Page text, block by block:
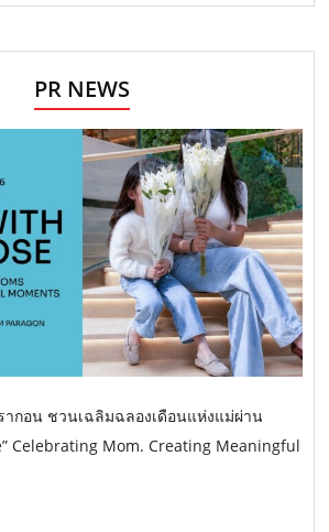
PR NEWS
ากอน ชวนเฉลิมฉลองเดือนแห่งแม่ผ่าน
Celebrating Mom. Creating Meaningful